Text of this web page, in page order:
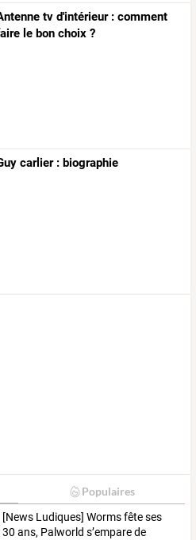
tv d'intérieur : comment
le bon choix ?
carlier : biographie
Populaires
[News Ludiques] Wormsfêteses
30 ans, Palworld s’emparede